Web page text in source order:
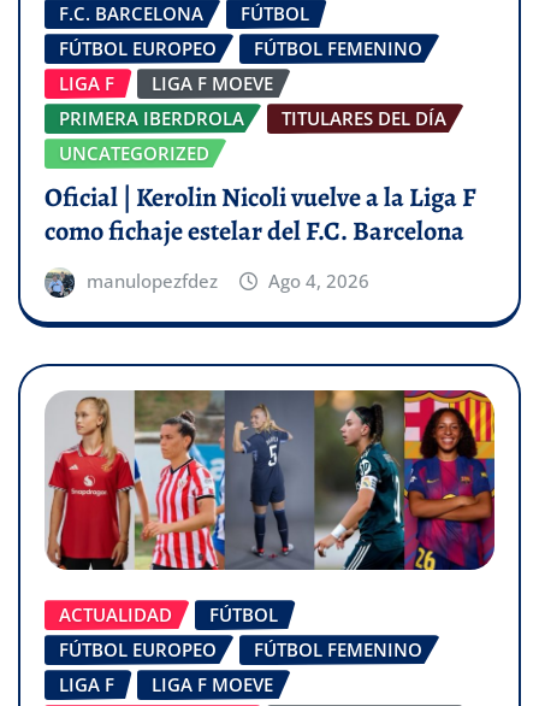
F.C. BARCELONA
FÚTBOL
FÚTBOL EUROPEO
FÚTBOL FEMENINO
LIGA F
LIGA F MOEVE
PRIMERA IBERDROLA
TITULARES DEL DÍA
UNCATEGORIZED
Oficial | Kerolin Nicoli vuelve a la Liga F
como fichaje estelar del F.C. Barcelona
manulopezfdez Ago 4, 2026
ACTUALIDAD
FÚTBOL
FÚTBOL EUROPEO
FÚTBOL FEMENINO
LIGA F
LIGA F MOEVE